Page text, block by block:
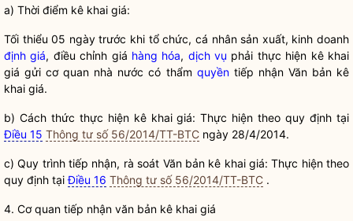
a) Thời điểm kê khai giá:
Tối thiểu 05 ngày trước khi tổ chức, cá nhân sản xuất, kinh doanh
định giá, điều chỉnh giá hàng hóa, dịch vụ phải thực hiện kê khai
giá gửi cơ quan nhà nước có thẩm quyềntiếp nhận Văn bản kê
khai giá.
b) Cách thức thực hiện kê khai giá: Thực hiện theo quy định tại
Điều 15 Thông tư số 56/2014/TT-BTC ngày 28/4/2014.
c) Quy trình tiếp nhận, rà soát Văn bản kê khai giá: Thực hiện theo
quy định tạiĐiều 16 Thông tư số 56/2014/TT-BTC .
4. Cơ quan tiếp nhận văn bản kê khai giá